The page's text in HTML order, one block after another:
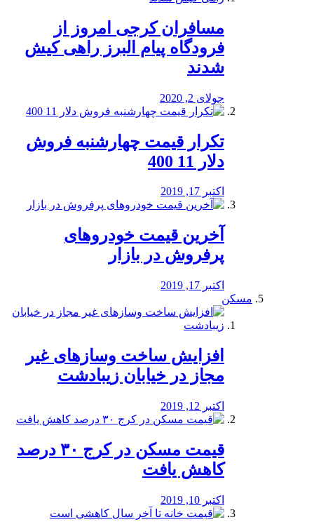
مسافران کرجی امروز از
فرودگاه پیام البرز راهی کیش
شدند
جولای 2, 2020
تکرار قیمت چهارشنبه فروش
دلار 11 400
اکتبر 17, 2019
آخرین قیمت خودرو‌های
پرفروش در بازار
اکتبر 17, 2019
مسکن
افزایش ساخت وسازهای غیر
مجاز در خیابان زیبادشت
اکتبر 12, 2019
️قیمت مسکن در کرج ۳۰ درصد
کاهش یافت
اکتبر 10, 2019